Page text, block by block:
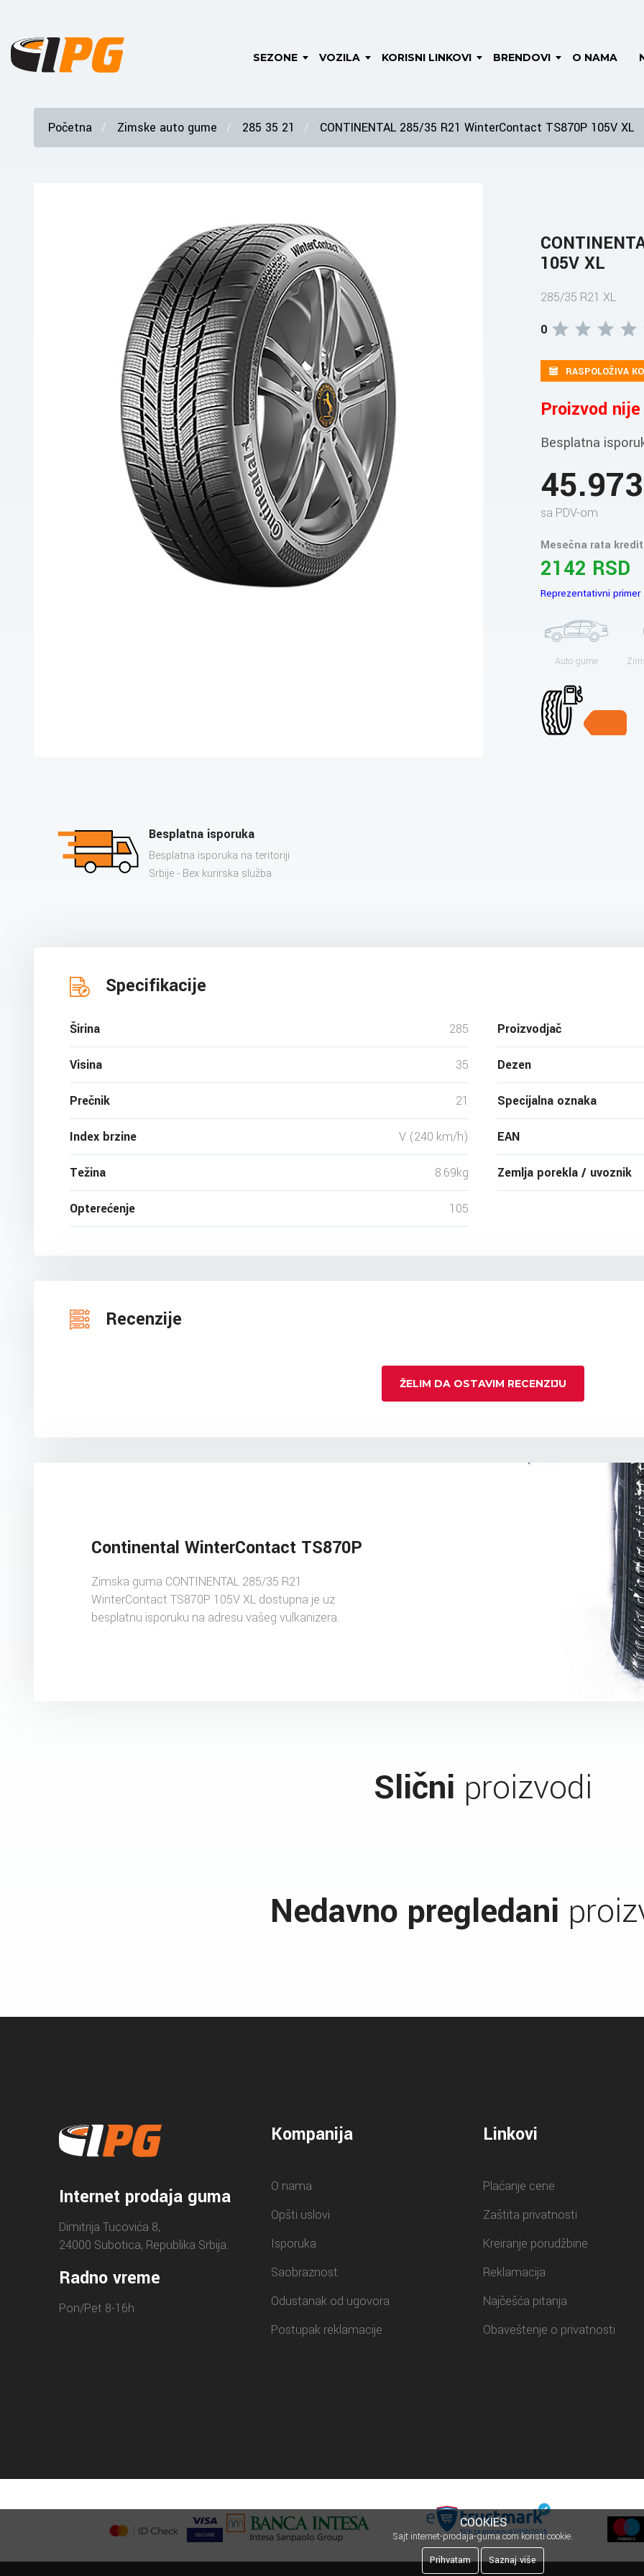
SEZONE VOZILA KORISNI LINKOVI BRENDOVI O NAMA
Početna Zimske auto gume 285 35 21 CONTINENTAL 285/35 R21 WinterContact TS870P 105V XL
105V XL
285/35 R21 XL
0
RASPOLOŽIVA
Proizvod
Besplatna
sa PDV-om
Mesečna rata
2142 RSD
Reprezentativni primer
Auto gume
Besplatna isporuka
Besplatna isporuka na teritoriji
Srbije - Bex kurirska služba
Specifikacije
Širina 285
Visina 35
Prečnik 21
Index brzine V (240 km/h)
Težina 8.69kg
Opterećenje 105
Proizvodjač
Dezen
Specijalna oznaka
EAN
Zemlja porekla / uvoznik
Recenzije
ŽELIM DA OSTAVIM RECENZIJU
Continental WinterContact TS870P
Zimska guma CONTINENTAL 285/35 R21
WinterContact TS870P 105V XL dostupna je uz
besplatnu isporuku na adresu vašeg vulkanizera.
Slični proizvodi
Nedavno pregledani
Internet prodaja guma
Dimitrija Tucovića 8,
24000 Subotica, Republika Srbija.
Radno vreme
Pon/Pet 8-16h
Kompanija
O nama
Opšti uslovi
Isporuka
Saobraznost
Odustanak od ugovora
Postupak reklamacije
Linkovi
Plaćanje cene
Zaštita privatnosti
Kreiranje porudžbine
Reklamacija
Najčešća pitanja
Obaveštenje o privatnosti
COOKIES
Sajt internet-prodaja-guma.com koristi cookie.
Prihvatam
Saznaj više